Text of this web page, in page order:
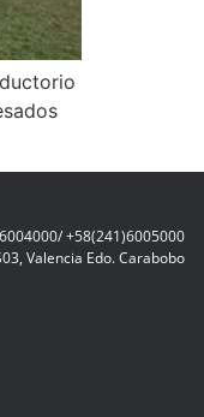
+58(241)6005000
Valencia Edo. Carabobo